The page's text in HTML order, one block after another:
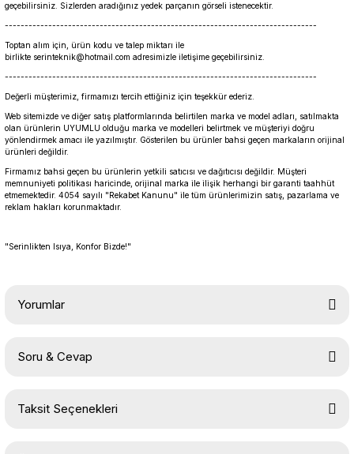
geçebilirsiniz. Sizlerden aradığınız yedek parçanın görseli istenecektir.
-------------------------------------------------------------------------------
Toptan alım için, ürün kodu ve talep miktarı ile
birlikte serinteknik@hotmail.com adresimizle iletişime geçebilirsiniz.
-------------------------------------------------------------------------------
Değerli müşterimiz, firmamızı tercih ettiğiniz için teşekkür ederiz.
Web sitemizde ve diğer satış platformlarında belirtilen marka ve model adları, satılmakta
olan ürünlerin UYUMLU olduğu marka ve modelleri belirtmek ve müşteriyi doğru
yönlendirmek amacı ile yazılmıştır. Gösterilen bu ürünler bahsi geçen markaların orijinal
ürünleri değildir.
Firmamız bahsi geçen bu ürünlerin yetkili satıcısı ve dağıtıcısı değildir. Müşteri
memnuniyeti politikası haricinde, orijinal marka ile ilişik herhangi bir garanti taahhüt
etmemektedir. 4054 sayılı "Rekabet Kanunu" ile tüm ürünlerimizin satış, pazarlama ve
reklam hakları korunmaktadır.
"Serinlikten Isıya, Konfor Bizde!"
Yorumlar
Soru & Cevap
Taksit Seçenekleri